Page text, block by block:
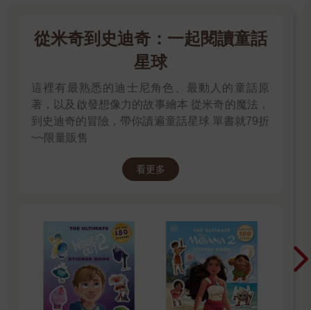
從米奇到史迪奇：一起閱讀童話
星球
這裡有最熟悉的迪士尼角色、最動人的童話原
著，以及啟發想像力的故事繪本 從米奇的魔法，
到史迪奇的冒險，帶你讀遍童話星球 單書就79折
~~限量販售
看更多